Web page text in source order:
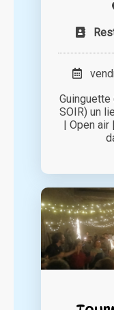
Guinguette
SOIR) un
| Open